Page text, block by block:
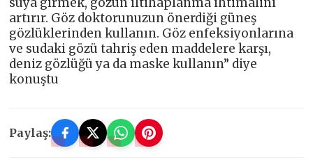
artırır. Göz doktorunuzun önerdiği güneş
gözlüklerinden kullanın. Göz enfeksiyonlarına
ve sudaki gözü tahriş eden maddelere karşı,
deniz gözlüğü ya da maske kullanın” diye
konuştu
Paylaş: